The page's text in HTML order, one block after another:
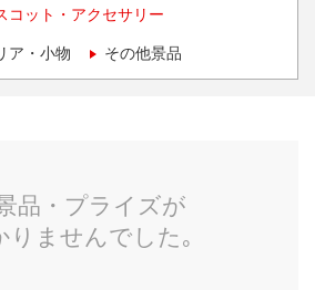
コット・アクセサリー
ア・小物 その他景品